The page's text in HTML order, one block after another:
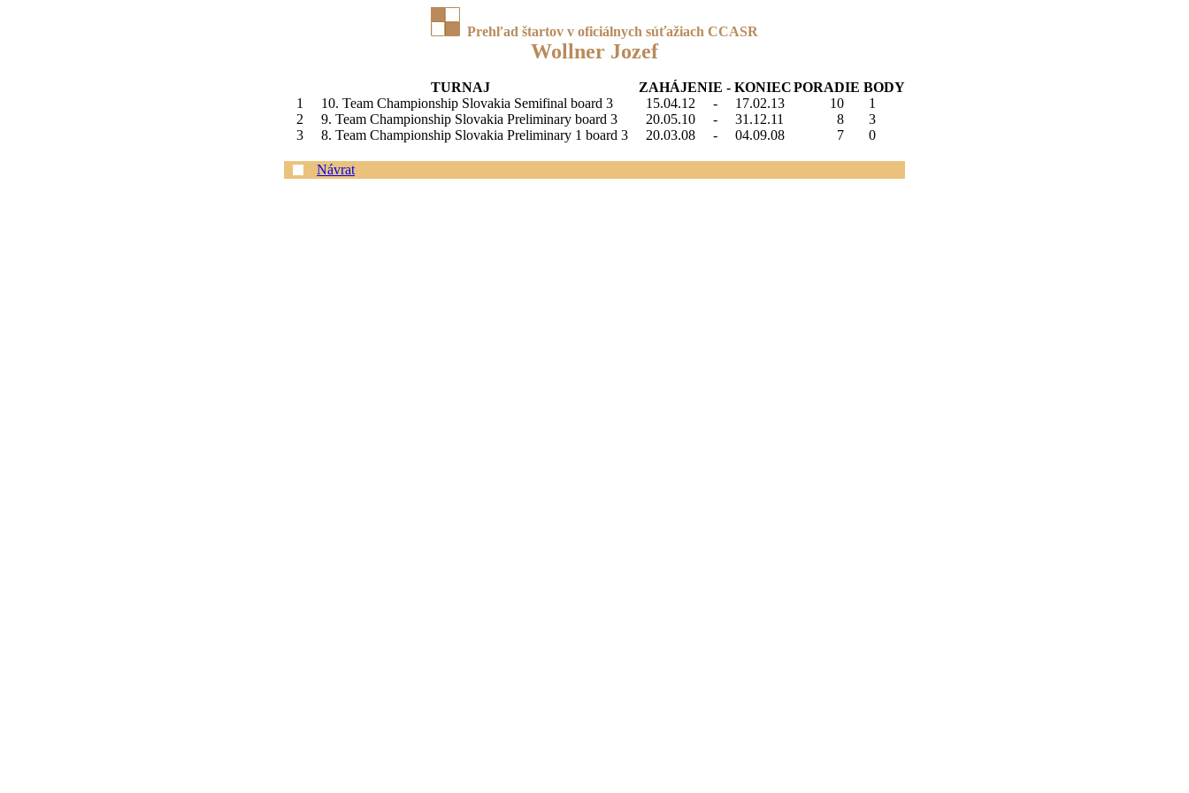
Prehľad štartov v oficiálnych súťažiach CCASR
Wollner Jozef
TURNAJ ZAHÁJENIE - KONIECPORADIE BODY
1
10. Team Championship Slovakia Semifinal board 3 15.04.12 - 17.02.13 10
1
2
9. Team Championship Slovakia Preliminary board 3 20.05.10 - 31.12.11 8
3
3
8. Team Championship Slovakia Preliminary 1 board 3 20.03.08 - 04.09.08 7 0
Návrat